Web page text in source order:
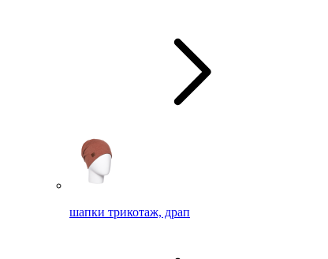
шапки трикотаж, драп